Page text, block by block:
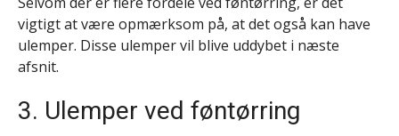
vigtigt at være opmærksom på, at det også kan have
ulemper. Disse ulemper vil blive uddybet i næste
afsnit.
3. Ulemper ved føntørring